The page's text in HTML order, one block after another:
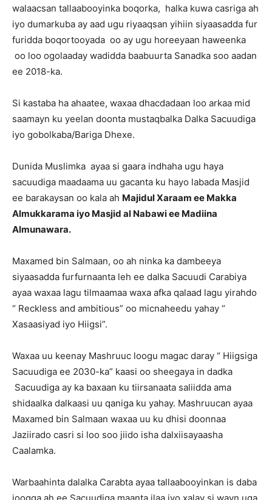
walaacsan tallaabooyinka boqorka, halka kuwa casriga ah
iyo dumarkuba ay aad ugu riyaaqsan yihiin siyaasadda fur
furidda boqortooyada oo ay ugu horeeyaan haweenka
oo loo ogolaaday wadidda baabuurta Sanadka soo aadan
ee 2018-ka.
Si kastaba ha ahaatee, waxaa dhacdadaan loo arkaa mid
saamayn ku yeelan doonta mustaqbalka Dalka Sacuudiga
iyo gobolkaba/Bariga Dhexe.
Dunida Muslimka ayaa si gaara indhaha ugu haya
sacuudiga maadaama uu gacanta ku hayo labada Masjid
ee barakaysan oo kala ah Majidul Xaraam ee Makka
Almukkarama iyo Masjid al Nabawi ee Madiina
Almunawara.
Maxamed bin Salmaan, oo ah ninka ka dambeeya
siyaasadda furfurnaanta leh ee dalka Sacuudi Carabiya
ayaa waxaa lagu tilmaamaa waxa afka qalaad lagu yirahdo
“ Reckless and ambitious” oo micnaheedu yahay “
Xasaasiyad iyo Hiigsi”.
Waxaa uu keenay Mashruuc loogu magac daray “ Hiigsiga
Sacuudiga ee 2030-ka” kaasi oo sheegaya in dadka
Sacuudiga ay ka baxaan ku tiirsanaata saliidda ama
shidaalka dalkaasi uu qaniga ku yahay. Mashruucan ayaa
Maxamed bin Salmaan waxaa uu ku dhisi doonnaa
Jaziirado casri si loo soo jiido isha dalxiisayaasha
Caalamka.
Warbaahinta dalalka Carabta ayaa tallaabooyinkan is daba